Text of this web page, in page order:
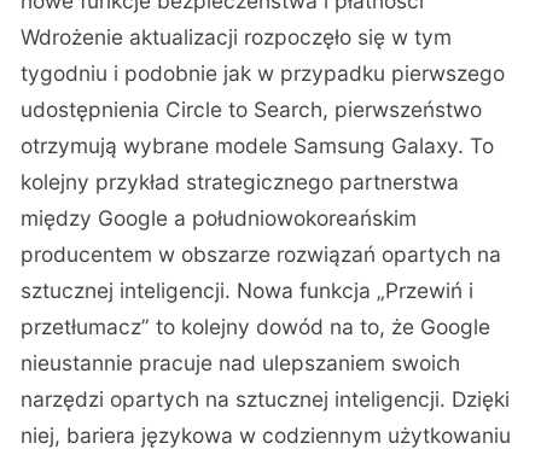
Wdrożenie aktualizacji rozpoczęło się w tym
tygodniu i podobnie jak w przypadku pierwszego
udostępnienia Circle to Search, pierwszeństwo
otrzymują wybrane modele Samsung Galaxy. To
kolejny przykład strategicznego partnerstwa
między Google a południowokoreańskim
producentem w obszarze rozwiązań opartych na
sztucznej inteligencji. Nowa funkcja „Przewiń i
przetłumacz” to kolejny dowód na to, że Google
nieustannie pracuje nad ulepszaniem swoich
narzędzi opartych na sztucznej inteligencji. Dzięki
niej, bariera językowa w codziennym użytkowaniu